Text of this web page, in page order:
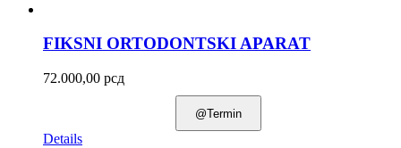
FIKSNI ORTODONTSKI APARAT
72.000,00 рсд
@Termin
Details